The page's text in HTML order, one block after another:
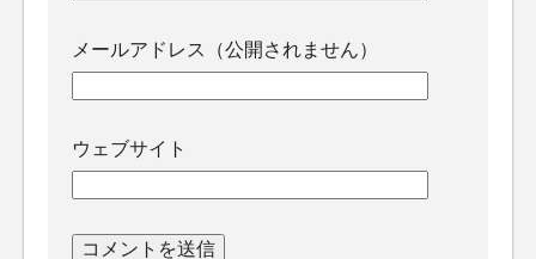
メールアドレス（公開されません）
ウェブサイト